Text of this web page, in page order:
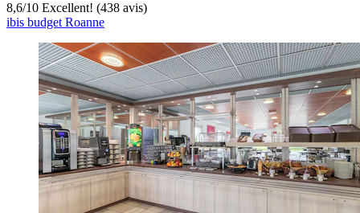
8,6/10 Excellent! (438 avis)
ibis budget Roanne